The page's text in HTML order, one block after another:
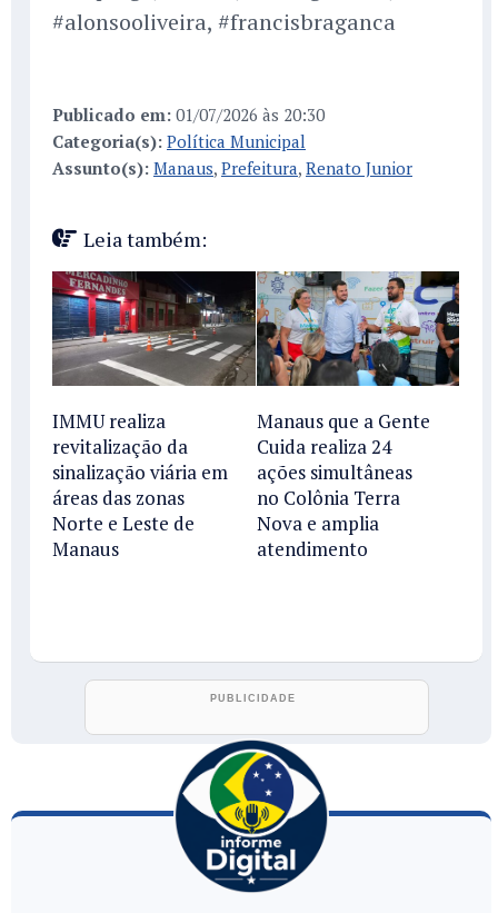
#alonsooliveira, #francisbraganca
Publicado em: 01/07/2026 às 20:30
Categoria(s): Política Municipal
Assunto(s): Manaus, Prefeitura, Renato Junior
Leia também:
IMMU realiza
revitalização da
sinalização viária em
áreas das zonas
Norte e Leste de
Manaus
Manaus que a Gente
Cuida realiza 24
ações simultâneas
no Colônia Terra
Nova e amplia
atendimento